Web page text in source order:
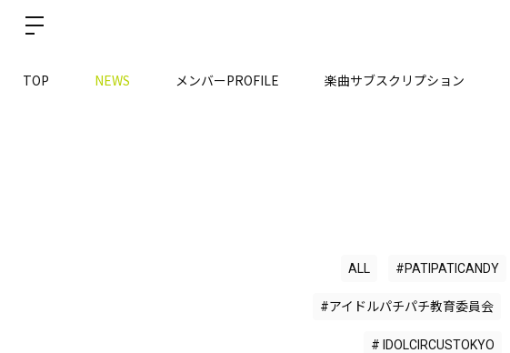
TOP NEWS メンバーPROFILE 楽曲サブスクリプション
ALL #PATIPATICANDY
#アイドルパチパチ教育委員会
# IDOLCIRCUSTOKYO